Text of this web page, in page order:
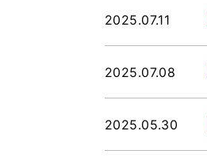
2025.07.11
2025.07.08
2025.05.30